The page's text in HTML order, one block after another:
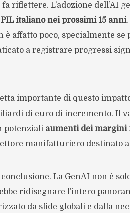
riflettere. L’adozione dell’AI
italiano nei prossimi 15 anni
è affatto poco, specialmente
a registrare progressi
importante di questo
di euro di incremento. Il
potenziali aumenti dei margini
manifatturiero destinato
La GenAI non è
ridisegnare l’intero
da sfide globali e dalla